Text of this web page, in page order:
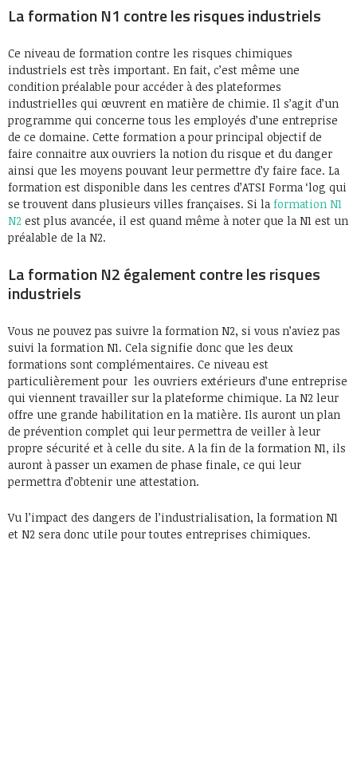
La formation N1 contre les risques industriels
Ce niveau de formation contre les risques chimiques
industriels est très important. En fait, c’est même une
condition préalable pour accéder à des plateformes
industrielles qui œuvrent en matière de chimie. Il s’agit d’un
programme qui concerne tous les employés d’une entreprise
de ce domaine. Cette formation a pour principal objectif de
faire connaitre aux ouvriers la notion du risque et du danger
ainsi que les moyens pouvant leur permettre d’y faire face. La
formation est disponible dans les centres d’ATSI Forma ‘log qui
se trouvent dans plusieurs villes françaises. Si la formation N1
N2 est plus avancée, il est quand même à noter que la N1 est un
préalable de la N2.
La formation N2 également contre les risques
industriels
Vous ne pouvez pas suivre la formation N2, si vous n’aviez pas
suivi la formation N1. Cela signifie donc que les deux
formations sont complémentaires. Ce niveau est
particulièrement pour les ouvriers extérieurs d’une entreprise
qui viennent travailler sur la plateforme chimique. La N2 leur
offre une grande habilitation en la matière. Ils auront un plan
de prévention complet qui leur permettra de veiller à leur
propre sécurité et à celle du site. A la fin de la formation N1, ils
auront à passer un examen de phase finale, ce qui leur
permettra d’obtenir une attestation.
Vu l’impact des dangers de l’industrialisation, la formation N1
et N2 sera donc utile pour toutes entreprises chimiques.